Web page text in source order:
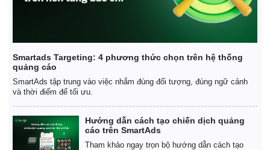
Smartads Targeting: 4 phương thức chọn trên hệ thống
quảng cáo
SmartAds tập trung vào việc nhắm đúng đối tượng, đúng ngữ cảnh
và thời điểm để tối ưu.
Hướng dẫn cách tạo chiến dịch quảng
cáo trên SmartAds
Tham khảo ngay trọn bộ hướng dẫn cách tạo